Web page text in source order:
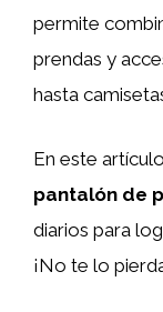
permite
prendas y
hasta
En este
pantalón de
diarios para
¡No te lo